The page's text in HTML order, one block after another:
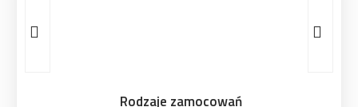
Rodzaje zamocowań